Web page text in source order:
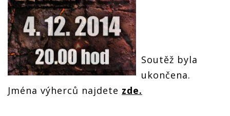
Soutěž byla
ukončena.
Jména výherců najdete zde.